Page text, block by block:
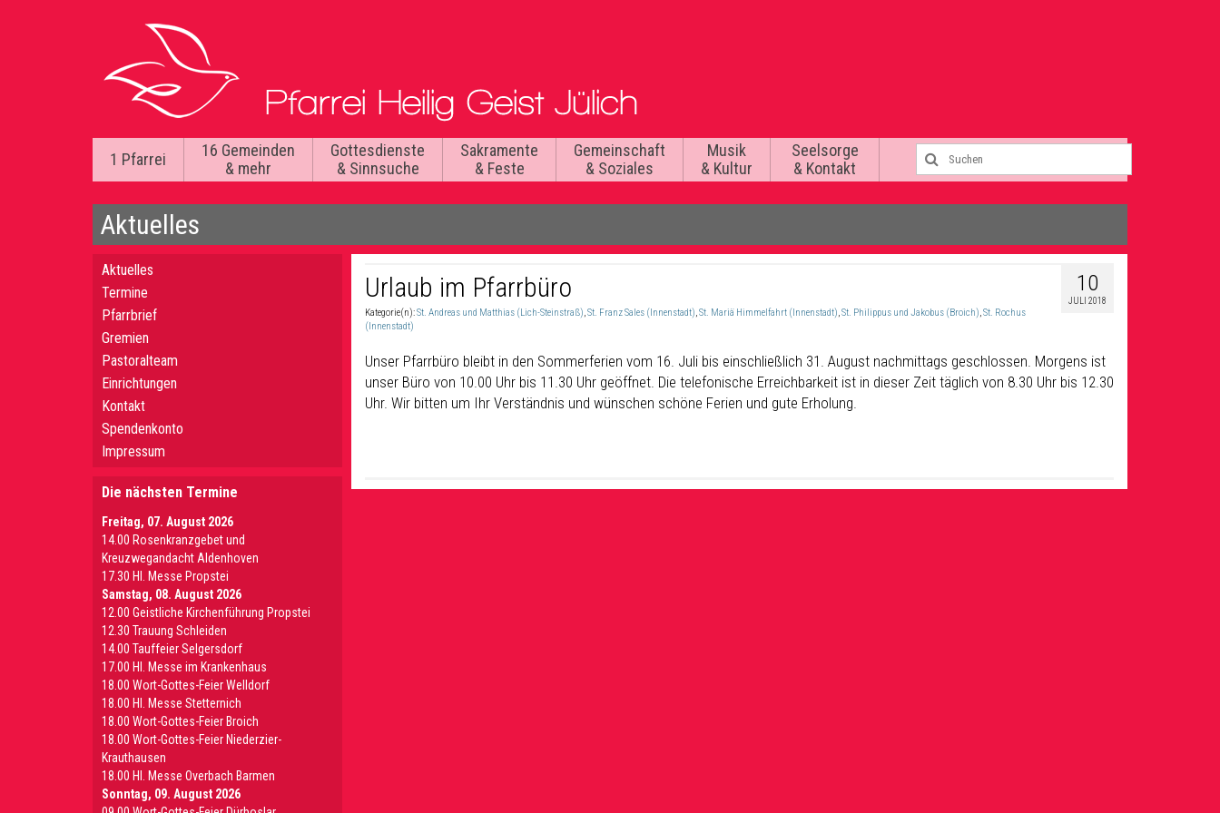
1 Pfarrei
16 Gemeinden
& mehr
Gottesdienste
& Sinnsuche
Sakramente
& Feste
Gemeinschaft
& Soziales
Musik
& Kultur
Seelsorge
& Kontakt
Aktuelles
10
JULI 2018
Urlaub im Pfarrbüro
Kategorie(n):St. Andreas und Matthias (Lich-Steinstraß),St. Franz Sales (Innenstadt),St. Mariä Himmelfahrt (Innenstadt),St. Philippus und Jakobus (Broich),St. Rochus
(Innenstadt)
Unser Pfarrbüro bleibt in den Sommerferien vom 16. Juli bis einschließlich 31. August nachmittags geschlossen. Morgens ist
unser Büro von 10.00 Uhr bis 11.30 Uhr geöffnet. Die telefonische Erreichbarkeit ist in dieser Zeit täglich von 8.30 Uhr bis 12.30
Uhr. Wir bitten um Ihr Verständnis und wünschen schöne Ferien und gute Erholung.
Aktuelles
Termine
Pfarrbrief
Gremien
Pastoralteam
Einrichtungen
Kontakt
Spendenkonto
Impressum
Die nächsten Termine
Freitag, 07. August 2026
14.00 Rosenkranzgebet und
Kreuzwegandacht Aldenhoven
17.30 Hl. Messe Propstei
Samstag, 08. August 2026
12.00 Geistliche Kirchenführung Propstei
12.30 Trauung Schleiden
14.00 Tauffeier Selgersdorf
17.00 Hl. Messe im Krankenhaus
18.00 Wort-Gottes-Feier Welldorf
18.00 Hl. Messe Stetternich
18.00 Wort-Gottes-Feier Broich
18.00 Wort-Gottes-Feier Niederzier-
Krauthausen
18.00 Hl. Messe Overbach Barmen
Sonntag, 09. August 2026